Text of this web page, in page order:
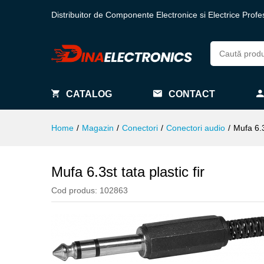
Distribuitor de Componente Electronice si Electrice
CATALOG CONTACT
Home / Magazin / Conectori / Conectori audio / Mufa
Mufa 6.3st tata plastic fir
Cod produs: 102863